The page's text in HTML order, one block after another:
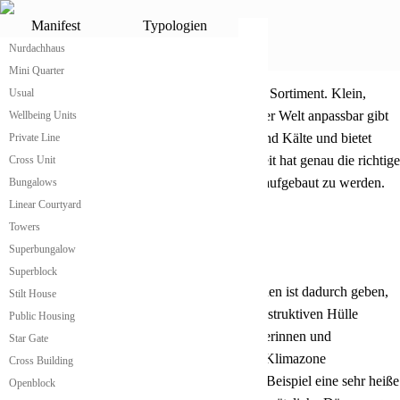
Manifest Typologien
Nurdachhaus
Mini Quarter
Usual
Wellbeing Units
Private Line
Cross Unit
Bungalows
Linear Courtyard
Towers
Superbungalow
Superblock
Stilt House
Public Housing
Star Gate
Cross Building
Openblock
Kleines praktisches Cleit
atme hat das wahrscheinlich günstigste Cleit im Sortiment. Klein,
modular erweiterbar und für alle Klimazonen der Welt anpassbar gibt
es seinen Bewohnerinnen Schutz vor Wärme und Kälte und bietet
allen notwendigen Wohnkomfort. Das atme Cleit hat genau die richtige
Größe, um leicht und einfach transportiert und aufgebaut zu werden.
Cleit passt sich an Klimazonen an
Die Anpassung des atme Cleit an alle Klimazonen ist dadurch geben,
dass das Gebäude in einer ursprünglich nur konstruktiven Hülle
produziert wird. Danach kann es von den Nutzerinnen und
Bewohnerinnen je nach Anforderungen an die Klimazone
dementsprechend gedämmt werden. Ist es zum Beispiel eine sehr heiße